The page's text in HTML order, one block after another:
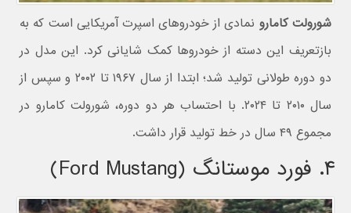
شورولت کامارو نمادی از خودروهای اسپرت آمریکایی است که به
بازتعریف این دسته از خودروها کمک شایانی کرد. این مدل در
دو دوره طولانی تولید شد؛ ابتدا از سال ۱۹۶۷ تا ۲۰۰۲ و سپس از
سال ۲۰۱۰ تا ۲۰۲۴. با احتساب هر دو دوره، شورولت کامارو در
مجموع ۴۹ سال در خط تولید قرار داشت.
۴. فورد موستانگ (Ford Mustang)